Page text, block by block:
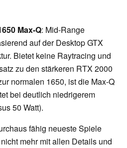
Max-Q: Mid-Range
auf der Desktop GTX
Bietet keine Raytracing und
zu den stärkeren RTX 2000
normalen 1650, ist die Max-Q
bei deutlich niedrigerem
50 Watt).
fähig neueste Spiele
mehr mit allen Details und